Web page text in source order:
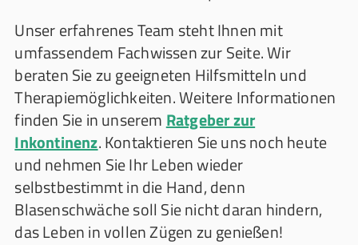
Unser erfahrenes Team steht Ihnen mit
umfassendem Fachwissen zur Seite. Wir
beraten Sie zu geeigneten Hilfsmitteln und
Therapiemöglichkeiten. Weitere Informationen
finden Sie in unserem Ratgeber zur
Inkontinenz. Kontaktieren Sie uns noch heute
und nehmen Sie Ihr Leben wieder
selbstbestimmt in die Hand, denn
Blasenschwäche soll Sie nicht daran hindern,
das Leben in vollen Zügen zu genießen!